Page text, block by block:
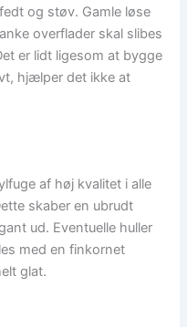
og støv. Gamle løse
overflader skal slibes
er lidt ligesom at bygge
hjælper det ikke at
af høj kvalitet i alle
skaber en ubrudt
ud. Eventuelle huller
med en finkornet
glat.